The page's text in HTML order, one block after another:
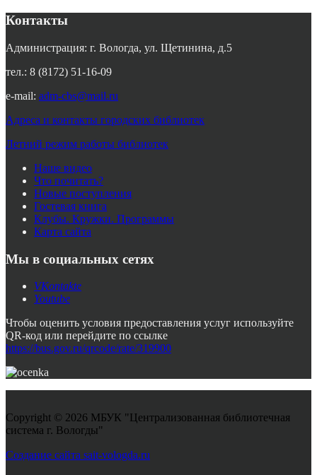
Контакты
Администрация: г. Вологда, ул. Щетинина, д.5
тел.: 8 (8172) 51-16-09
e-mail: adm-cbs@mail.ru
Адреса и контакты городских библиотек
Летний режим работы библиотек
Наше видео
Что почитать?
Новые поступления
Гостевая книга
Клубы. Кружки. Программы
Карта сайта
Мы в социальных сетях
VKontakte
Youtube
Чтобы оценить условия предоставления услуг используйте
QR-код или перейдите по ссылке
https://bus.gov.ru/qrcode/rate/319900
Copyright © 2026 МБУК "Централизованная библиотечная
система г. Вологды"
Создание сайта sait-vologda.ru